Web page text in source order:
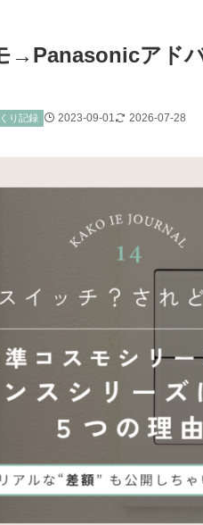
→Panasonicアド
り記録 2023-09-01 2026-07-28